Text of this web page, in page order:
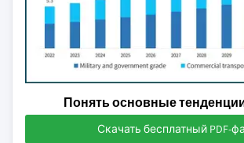
Понять основные
Скачать бесплатный PDF-